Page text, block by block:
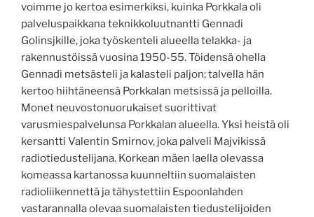
voimme jo kertoa esimerkiksi, kuinka Porkkala oli
palveluspaikkana teknikkoluutnantti Gennadi
Golinsjkille, joka työskenteli alueella telakka- ja
rakennustöissä vuosina 1950-55. Töidensä ohella
Gennadi metsästeli ja kalasteli paljon; talvella hän
kertoo hiihtäneensä Porkkalan metsissä ja pelloilla.
Monet neuvostonuorukaiset suorittivat
varusmiespalvelunsa Porkkalan alueella. Yksi heistä oli
kersantti Valentin Smirnov, joka palveli Majvikissä
radiotiedustelijana. Korkean mäen laella olevassa
komeassa kartanossa kuunneltiin suomalaisten
radioliikennettä ja tähystettiin Espoonlahden
vastarannalla olevaa suomalaisten tiedustelijoiden